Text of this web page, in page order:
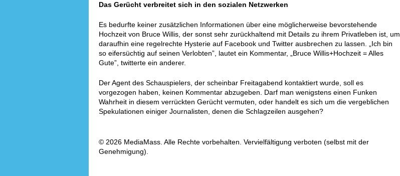
Das Gerücht verbreitet sich in den sozialen Netzwerken
Es bedurfte keiner zusätzlichen Informationen über eine möglicherweise bevorstehende
Hochzeit von Bruce Willis, der sonst sehr zurückhaltend mit Details zu ihrem Privatleben ist, um
daraufhin eine regelrechte Hysterie auf Facebook und Twitter ausbrechen zu lassen. „Ich bin
so eifersüchtig auf seinen Verlobten”, lautet ein Kommentar, „Bruce Willis+Hochzeit = Alles
Gute”, twitterte ein anderer.
Der Agent des Schauspielers, der scheinbar Freitagabend kontaktiert wurde, soll es
vorgezogen haben, keinen Kommentar abzugeben. Darf man wenigstens einen Funken
Wahrheit in diesem verrückten Gerücht vermuten, oder handelt es sich um die vergeblichen
Spekulationen einiger Journalisten, denen die Schlagzeilen ausgehen?
© 2026 MediaMass. Alle Rechte vorbehalten. Vervielfältigung verboten (selbst mit der
Genehmigung).